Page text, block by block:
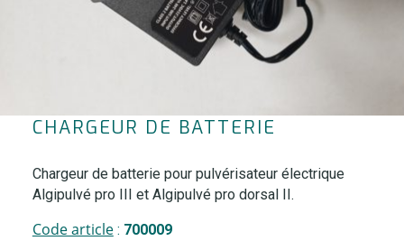
CHARGEUR DE BATTERIE
Chargeur de batterie pour pulvérisateur électrique
Algipulvé pro III et Algipulvé pro dorsal II.
Code article: 700009